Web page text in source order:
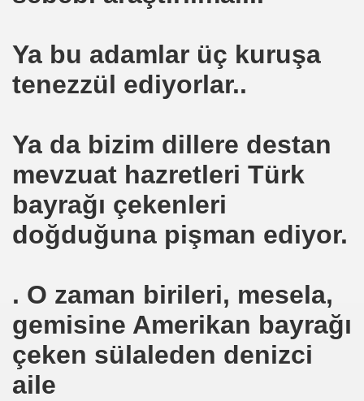
Ya bu adamlar üç kuruşa
tenezzül ediyorlar..
Ya da bizim dillere destan
mevzuat hazretleri Türk
bayrağı çekenleri
doğduğuna pişman ediyor.
. O zaman birileri, mesela,
gemisine Amerikan bayrağı
çeken sülaleden denizci
aile
Normalmi?